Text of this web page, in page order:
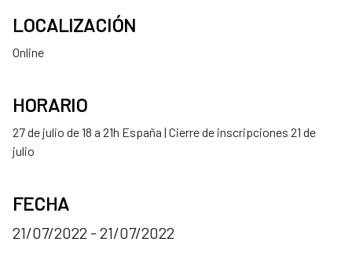
LOCALIZACIÓN
Online
HORARIO
27 de julio de 18 a 21h España | Cierre de inscripciones 21 de
julio
FECHA
21/07/2022 - 21/07/2022